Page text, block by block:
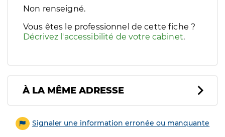
Filtres
Sélectionnez un ou plusieurs handicaps/besoins
Non renseigné.
Vous êtes le professionnel de cette fiche ?
Décrivez l'accessibilité de votre cabinet.
À LA MÊME ADRESSE
Signaler une information erronée ou manquante